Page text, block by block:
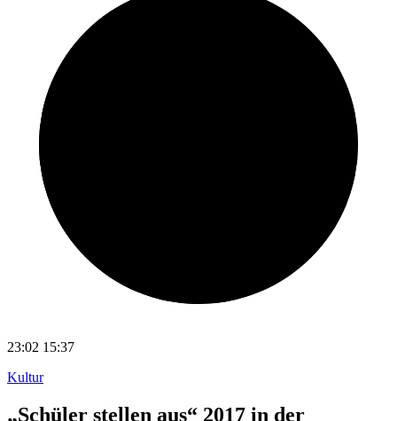
23:02 15:37
Kultur
„Schüler stellen aus“ 2017 in der